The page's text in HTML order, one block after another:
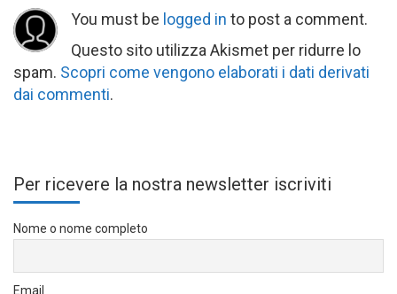
You must be logged in to post a comment.
Questo sito utilizza Akismet per ridurre lo
spam. Scopri come vengono elaborati i dati derivati
dai commenti.
Per ricevere la nostra newsletter iscriviti
Nome o nome completo
Email